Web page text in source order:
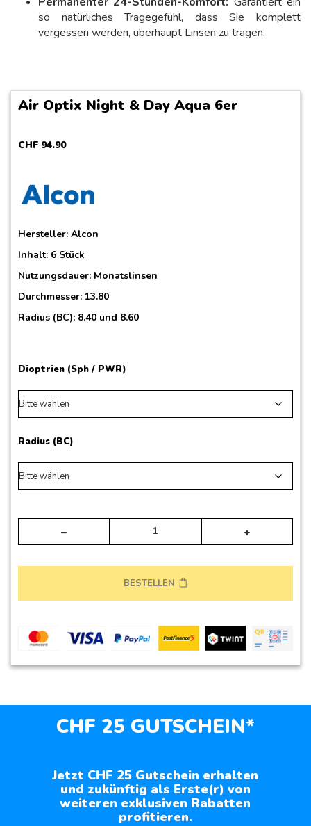
so natürliches Tragegefühl, dass Sie komplett
vergessen werden, überhaupt Linsen zu tragen.
Air Optix Night & Day Aqua 6er
CHF 94.90
Hersteller: Alcon
Inhalt: 6 Stück
Nutzungsdauer: Monatslinsen
Durchmesser: 13.80
Radius (BC): 8.40 und 8.60
Dioptrien (Sph / PWR)
Radius (BC)
BESTELLEN
CHF 25 GUTSCHEIN*
Jetzt CHF 25 Gutschein erhalten
und zukünftig als Erste(r) von
weiteren exklusiven Rabatten
profitieren.